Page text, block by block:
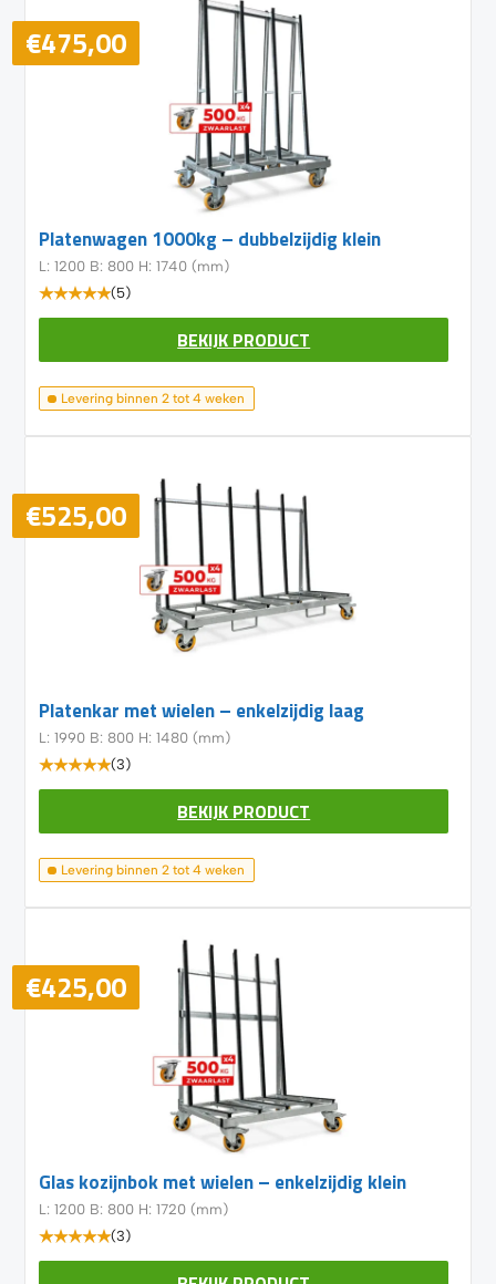
€475,00
Platenwagen 1000kg – dubbelzijdig klein
L: 1200 B: 800 H: 1740 (mm)
(5)
BEKIJK PRODUCT
Levering binnen 2 tot 4 weken
€525,00
Platenkar met wielen – enkelzijdig laag
L: 1990 B: 800 H: 1480 (mm)
(3)
BEKIJK PRODUCT
Levering binnen 2 tot 4 weken
€425,00
Glas kozijnbok met wielen – enkelzijdig klein
L: 1200 B: 800 H: 1720 (mm)
(3)